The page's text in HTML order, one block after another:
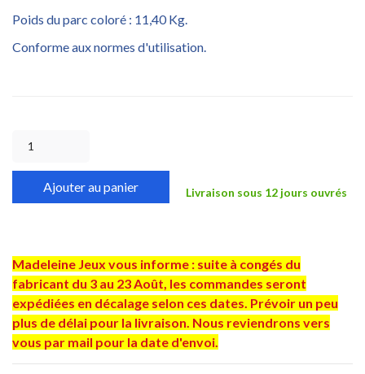
Poids du parc coloré : 11,40 Kg.
Conforme aux normes d'utilisation.
Ajouter au panier Livraison sous 12 jours ouvrés
Madeleine Jeux vous informe : suite à congés du
fabricant du 3 au 23 Août, les commandes seront
expédiées en décalage selon ces dates. Prévoir un peu
plus de délai pour la livraison. Nous reviendrons vers
vous par mail pour la date d'envoi.